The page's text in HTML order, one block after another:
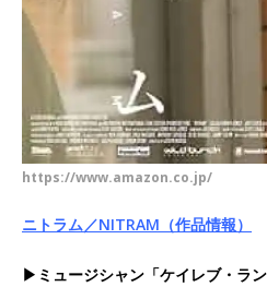
https://www.amazon.co.jp/
ニトラム／NITRAM（作品情報）
▶ミュージシャン「ケイレブ・ラ